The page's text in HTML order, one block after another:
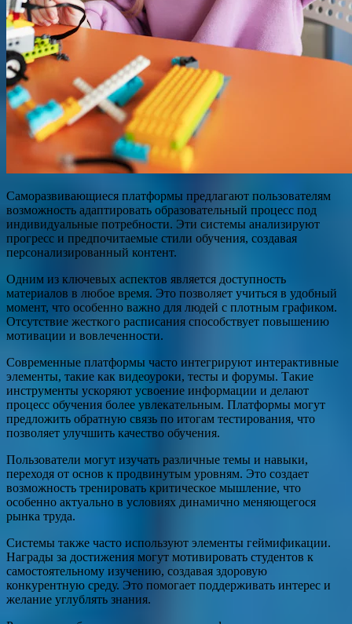
Саморазвивающиеся платформы предлагают пользователям
возможность адаптировать образовательный процесс под
индивидуальные потребности. Эти системы анализируют
прогресс и предпочитаемые стили обучения, создавая
персонализированный контент.
Одним из ключевых аспектов является доступность
материалов в любое время. Это позволяет учиться в удобный
момент, что особенно важно для людей с плотным графиком.
Отсутствие жесткого расписания способствует повышению
мотивации и вовлеченности.
Современные платформы часто интегрируют интерактивные
элементы, такие как видеоуроки, тесты и форумы. Такие
инструменты ускоряют усвоение информации и делают
процесс обучения более увлекательным. Платформы могут
предложить обратную связь по итогам тестирования, что
позволяет улучшить качество обучения.
Пользователи могут изучать различные темы и навыки,
переходя от основ к продвинутым уровням. Это создает
возможность тренировать критическое мышление, что
особенно актуально в условиях динамично меняющегося
рынка труда.
Системы также часто используют элементы геймификации.
Награды за достижения могут мотивировать студентов к
самостоятельному изучению, создавая здоровую
конкурентную среду. Это помогает поддерживать интерес и
желание углублять знания.